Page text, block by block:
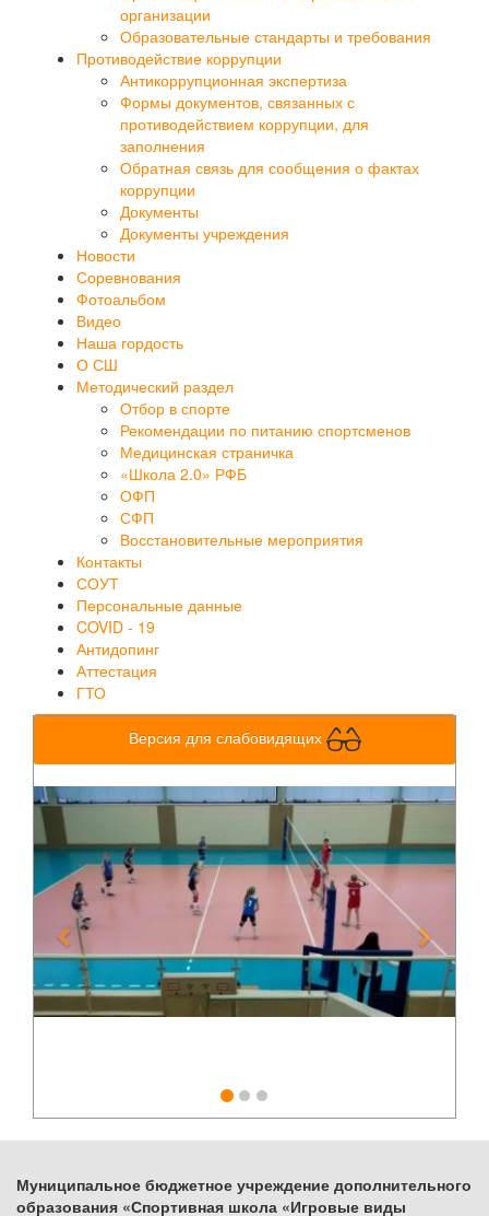
организации
Образовательные стандарты и требования
Противодействие коррупции
Антикоррупционная экспертиза
Формы документов, связанных с
противодействием коррупции, для
заполнения
Обратная связь для сообщения о фактах
коррупции
Документы
Документы учреждения
Новости
Соревнования
Фотоальбом
Видео
Наша гордость
О СШ
Методический раздел
Отбор в спорте
Рекомендации по питанию спортсменов
Медицинская страничка
«Школа 2.0» РФБ
ОФП
СФП
Восстановительные мероприятия
Контакты
СОУТ
Персональные данные
COVID - 19
Антидопинг
Аттестация
ГТО
Версия для слабовидящих
Previous Next
Муниципальное бюджетное учреждение дополнительного
образования «Спортивная школа «Игровые виды